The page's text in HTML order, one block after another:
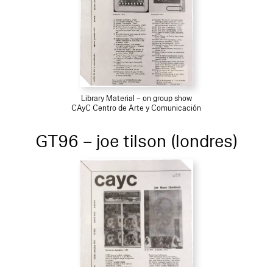
Library Material – on group show
CAyC Centro de Arte y Comunicación
GT96 – joe tilson (londres)